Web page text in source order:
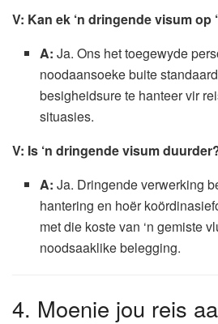
V: Kan ek ‘n dringende visum op
A: Ja. Ons het toegewyde
noodaansoeke buite
besigheidsure te hanteer vir
situasies.
V: Is ‘n dringende visum
A: Ja. Dringende verwerking
hantering en hoër
met die koste van ‘n gemiste
noodsaaklike belegging.
4. Moenie jou reis